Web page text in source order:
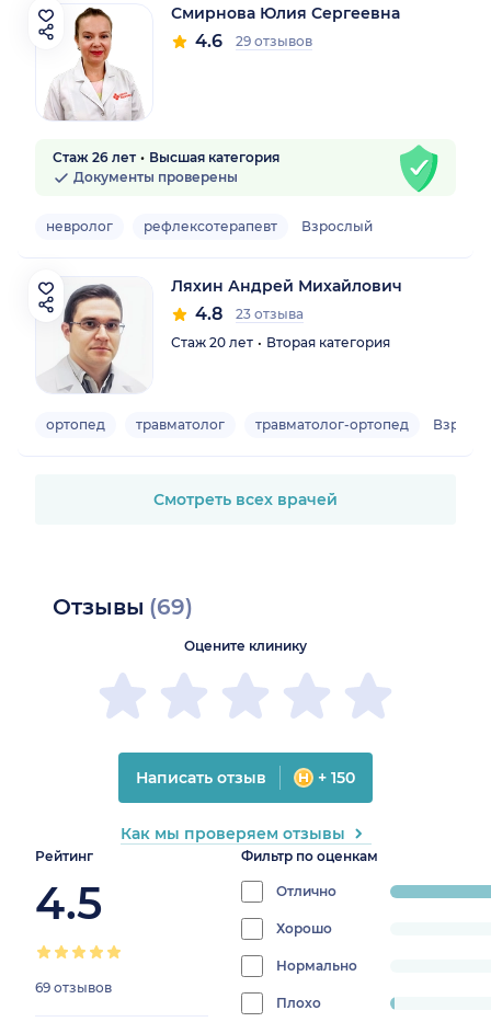
Смирнова Юлия Сергеевна
4.6 29 отзывов
Стаж 26 лет
Высшая категория
Документы проверены
невролог рефлексотерапевт Взрослый
Ляхин Андрей Михайлович
4.8
23 отзыва
Стаж 20 лет
Вторая категория
ортопед травматолог травматолог-ортопед
Смотреть всех врачей
Отзывы (69)
Рейтинг
4.5
69 отзывов
Фильтр по оценкам
Отличноprogress:
Хорошо
0%
Нормально
0%
Плохо
Оцените клинику
Написать отзыв + 150
Как мы проверяем отзывы